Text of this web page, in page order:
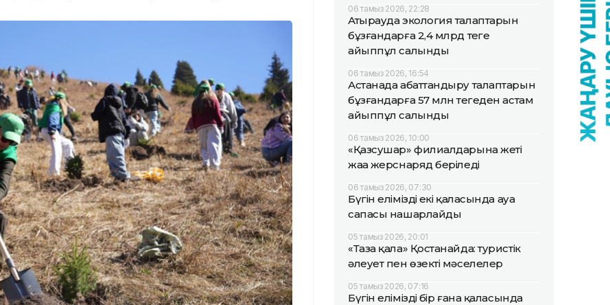
06 тамыз 2026, 22:28
Атырауда экология талаптарын
бұзғандарға 2,4 млрд теңге
айыппұл салынды
06 тамыз 2026, 16:54
Астанада абаттандыру талаптарын
бұзғандарға 57 млн теңгеден астам
айыппұл салынды
06 тамыз 2026, 10:00
«Қазсушар» филиалдарына жеті
жаңа жерснаряд беріледі
06 тамыз 2026, 07:30
Бүгін еліміздің екі қаласында ауа
сапасы нашарлайды
05 тамыз 2026, 20:01
«Таза қала» Қостанайда: туристік
әлеует пен өзекті мәселелер
05 тамыз 2026, 07:16
Бүгін еліміздің бір ғана қаласында